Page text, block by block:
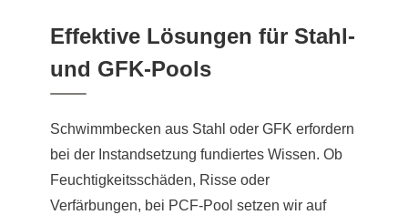
Effektive Lösungen für Stahl-
und GFK-Pools
Schwimmbecken aus Stahl oder GFK erfordern
bei der Instandsetzung fundiertes Wissen. Ob
Feuchtigkeitsschäden, Risse oder
Verfärbungen, bei PCF-Pool setzen wir auf